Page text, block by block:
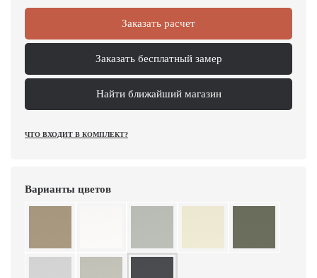
Заказать расчет
Заказать бесплатный замер
Найти ближайший магазин
ЧТО ВХОДИТ В КОМПЛЕКТ?
Варианты цветов